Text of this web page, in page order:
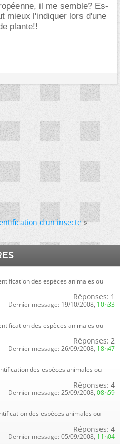
il me semble? Es-
mieux l'indiquer lors d'une
plante!!
d'un insecte »
des espèces animales ou
Réponses: 1
Dernier message: 19/10/2008, 10h33
des espèces animales ou
Réponses: 2
Dernier message: 26/09/2008, 18h47
des espèces animales ou
Réponses: 4
Dernier message: 25/09/2008, 08h59
des espèces animales ou
Réponses: 4
Dernier message: 05/09/2008, 11h04